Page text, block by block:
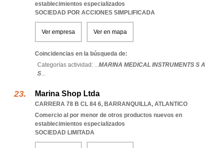
establecimientos especializados
SOCIEDAD POR ACCIONES SIMPLIFICADA
Ver empresa Ver en mapa
Coincidencias en la búsqueda de:
Categorías actividad: ...MARINA MEDICAL INSTRUMENTS S A
S...
Marina Shop Ltda
CARRERA 78 B CL 84 6, BARRANQUILLA, ATLANTICO
Comercio al por menor de otros productos nuevos en
establecimientos especializados
SOCIEDAD LIMITADA